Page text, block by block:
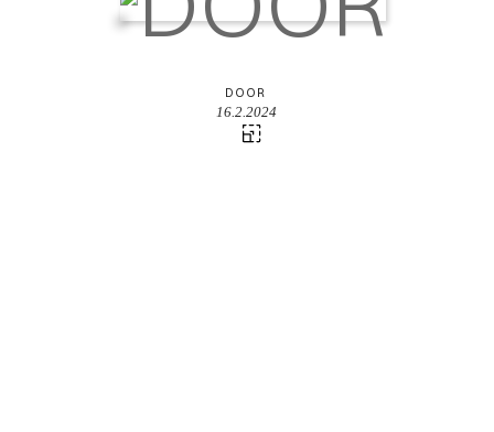
DOOR
16.2.2024